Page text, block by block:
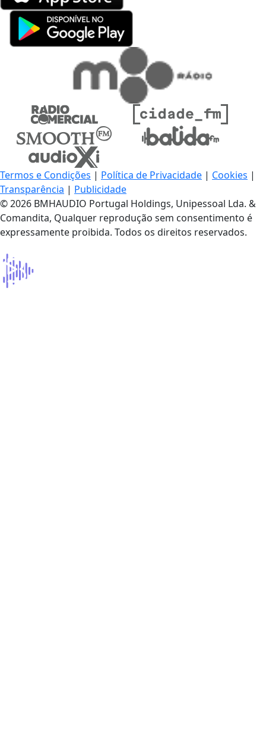
Termos e Condições | Política de Privacidade | Cookies |
Transparência | Publicidade
© 2026 BMHAUDIO Portugal Holdings, Unipessoal Lda. &
Comandita, Qualquer reprodução sem consentimento é
expressamente proibida. Todos os direitos reservados.